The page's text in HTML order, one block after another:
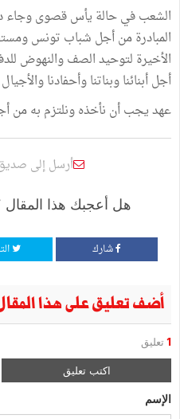
الشعب في حالة يأس قصوى وجاء
المبادرة من أجل شباب تونس
الأخيرة لتوحيد الصف والنهوض
أجل أبنائنا وبناتنا وأحفادنا
عهد يجب أن نأخذه ونلتزم به من
أرسل إلى
هل أعجبك هذا
شارك
أضف تعليق على هذا
1 تعليق
اكتب تعليق
الإسم